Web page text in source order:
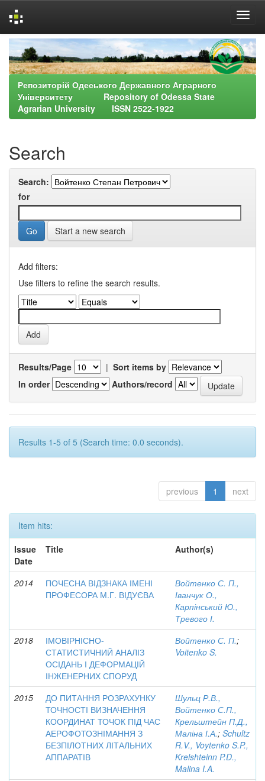
navigation
Репозиторій Одеського Державного Аграрного
Університету Repository of Odessa State
Agrarian University ISSN 2522-1922
Search
Search:
for
Start a new search
Add filters:
Use filters to refine the search results.
Results/Page | Sort items by
In order
Authors/record
Results 1-5 of 5 (Search time: 0.0 seconds).
previous 1 next
Item hits:
Issue
Date
Title Author(s)
2014
ПОЧЕСНА ВІДЗНАКА ІМЕНІ
ПРОФЕСОРА М.Г. ВІДУЄВА
Войтенко С. П.,
Іванчук О.,
Карпінський Ю.,
Тревого І.
2018
ІМОВІРНІСНО-
СТАТИСТИЧНИЙ АНАЛІЗ
ОСІДАНЬ І ДЕФОРМАЦІЙ
ІНЖЕНЕРНИХ СПОРУД
Войтенко С. П.;
Voitenko S.
2015
ДО ПИТАННЯ РОЗРАХУНКУ
ТОЧНОСТІ ВИЗНАЧЕННЯ
КООРДИНАТ ТОЧОК ПІД ЧАС
АЕРОФОТОЗНІМАННЯ З
БЕЗПІЛОТНИХ ЛІТАЛЬНИХ
АППАРАТІВ
Шульц Р.В.,
Войтенко С.П.,
Крельштейн П.Д.,
Маліна І.А.; Schultz
R.V., Voytenko S.P.,
Krelshteinn P.D.,
Malina I.A.